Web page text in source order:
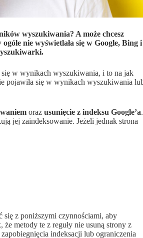
wyszukiwania? A może chcesz
nie wyświetlała się w Google, Bing i
się w wynikach wyszukiwania, i to na jak
pojawiła się w wynikach wyszukiwania
oraz usunięcie z indeksu Google’a.
jej zaindeksowanie. Jeżeli jednak strona
się z poniższymi czynnościami, aby
metody te z reguły nie usuną strony z
indeksacji lub ograniczenia